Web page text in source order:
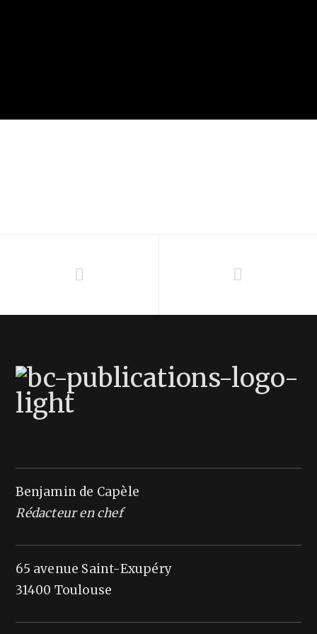
Benjamin de Capèle
Rédacteur en chef
65 avenue Saint-Exupéry
31400 Toulouse